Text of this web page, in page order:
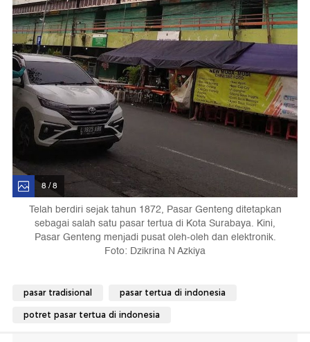
8 / 8
Telah berdiri sejak tahun 1872, Pasar Genteng ditetapkan
sebagai salah satu pasar tertua di Kota Surabaya. Kini,
Pasar Genteng menjadi pusat oleh-oleh dan elektronik.
Foto: Dzikrina N Azkiya
pasar tradisional pasar tertua di indonesia
potret pasar tertua di indonesia